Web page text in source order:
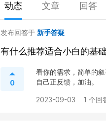
动态 文章 回答
发布回答于 新手答疑
有什么推荐适合小白的基
0
看你的需求，简单的
自己正反馈，加油。
2023-09-03 1 个回